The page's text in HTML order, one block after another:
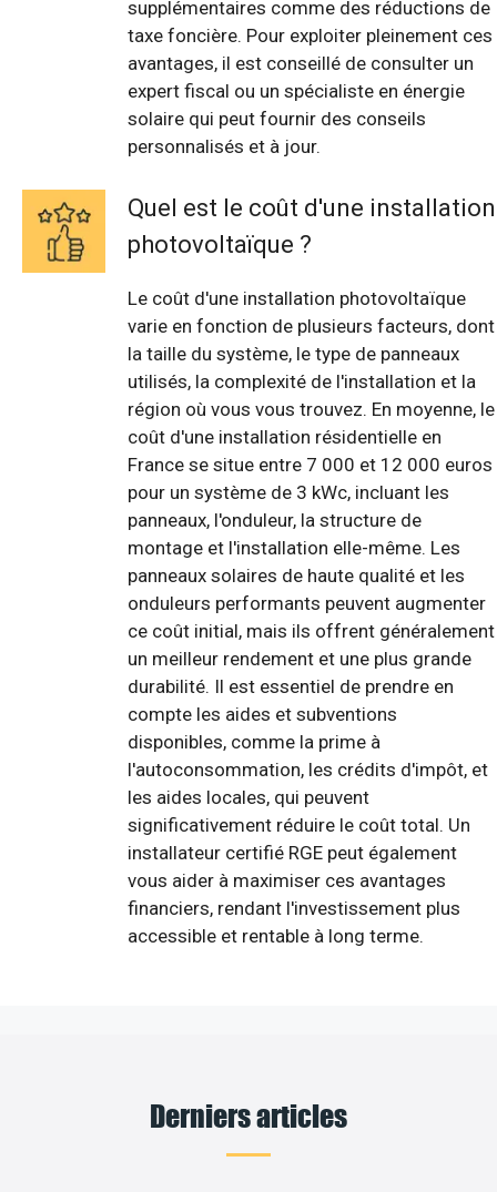
supplémentaires comme des réductions de
taxe foncière. Pour exploiter pleinement ces
avantages, il est conseillé de consulter un
expert fiscal ou un spécialiste en énergie
solaire qui peut fournir des conseils
personnalisés et à jour.
Quel est le coût d'une installation
photovoltaïque ?
Le coût d'une installation photovoltaïque
varie en fonction de plusieurs facteurs, dont
la taille du système, le type de panneaux
utilisés, la complexité de l'installation et la
région où vous vous trouvez. En moyenne, le
coût d'une installation résidentielle en
France se situe entre 7 000 et 12 000 euros
pour un système de 3 kWc, incluant les
panneaux, l'onduleur, la structure de
montage et l'installation elle-même. Les
panneaux solaires de haute qualité et les
onduleurs performants peuvent augmenter
ce coût initial, mais ils offrent généralement
un meilleur rendement et une plus grande
durabilité. Il est essentiel de prendre en
compte les aides et subventions
disponibles, comme la prime à
l'autoconsommation, les crédits d'impôt, et
les aides locales, qui peuvent
significativement réduire le coût total. Un
installateur certifié RGE peut également
vous aider à maximiser ces avantages
financiers, rendant l'investissement plus
accessible et rentable à long terme.
Derniers articles